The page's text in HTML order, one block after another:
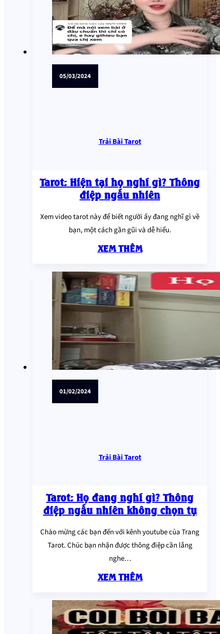
05/03/2024
Trải Bài Tarot
Tarot: Hiện tại họ nghĩ gì? Thông
điệp ngẫu nhiên
Xem video tarot này để biết người ấy đang nghĩ gì về
bạn, một cách gần gũi và dễ hiểu.
XEM THÊM
01/02/2024
Trải Bài Tarot
Tarot: Họ đang nghĩ gì? Thông
điệp ngẫu nhiên không chọn tụ
Chào mừng các bạn đến với kênh youtube của Trang
Tarot. Chúc bạn nhận được thông điệp cần lắng
nghe…
XEM THÊM